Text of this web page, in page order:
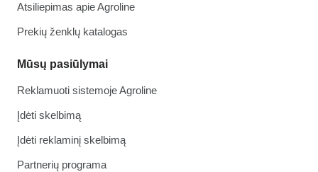
Atsiliepimas apie Agroline
Prekių ženklų katalogas
Mūsų pasiūlymai
Reklamuoti sistemoje Agroline
Įdėti skelbimą
Įdėti reklaminį skelbimą
Partnerių programa